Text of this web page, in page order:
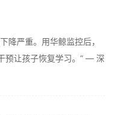
降严重。用华鲸监控后，
预让孩子恢复学习。” — 深